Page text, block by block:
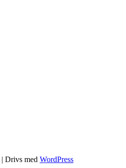
| Drivs med WordPress